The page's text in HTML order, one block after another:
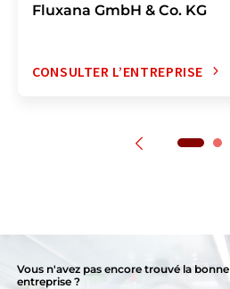
Fluxana GmbH & Co. KG
CONSULTER L’ENTREPRISE
Vous n'avez pas encore trouvé la bonne
entreprise ?